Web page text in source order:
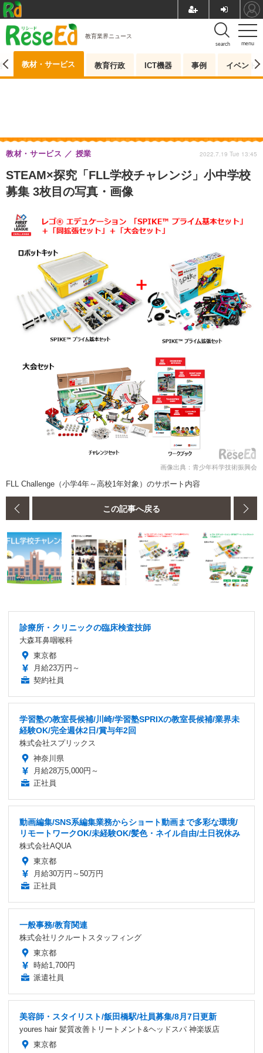
menu
search
教育業界ニュース
教材・サービス 教育行政 ICT機器 事例 イベント
STEAM×探究「FLL学校チャレンジ」小中学校
募集 3枚目の写真・画像
教材・サービス 授業 2022.7.19 Tue 13:45
画像出典：青少年科学技術振興会
FLL Challenge（小学4年～高校1年対象）のサポート内容
この記事へ戻る
診療所・クリニックの臨床検査技師
大森耳鼻咽喉科
東京都
月給23万円～
契約社員
学習塾の教室長候補/川崎/学習塾SPRIXの教室長候補/業界未
経験OK/完全週休2日/賞与年2回
株式会社スプリックス
神奈川県
月給28万5,000円～
正社員
動画編集/SNS系編集業務からショート動画まで多彩な環境/
リモートワークOK/未経験OK/髪色・ネイル自由/土日祝休み
株式会社AQUA
東京都
月給30万円～50万円
正社員
一般事務/教育関連
株式会社リクルートスタッフィング
東京都
時給1,700円
派遣社員
美容師・スタイリスト/飯田橋駅/社員募集/8月7日更新
youres hair 髪質改善トリートメント&ヘッドスパ 神楽坂店
東京都